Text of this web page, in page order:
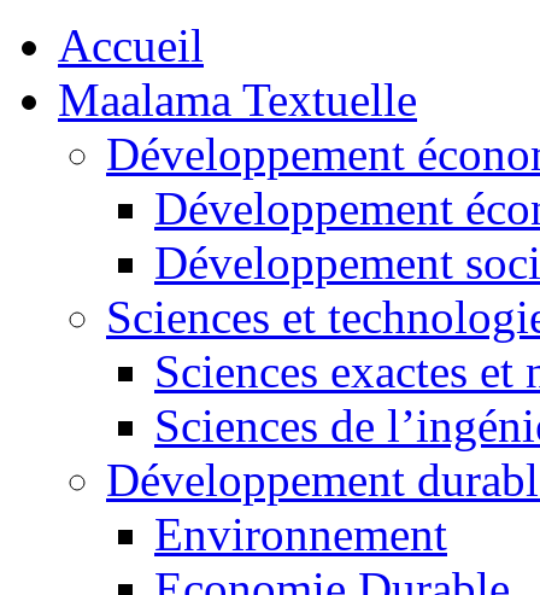
Accueil
Maalama Textuelle
Développement
Développement
Développement
Sciences et
Sciences exactes et
Sciences de
Développement
Environnement